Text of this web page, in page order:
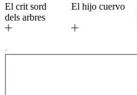
El crit sord
dels arbres
El hijo cuervo